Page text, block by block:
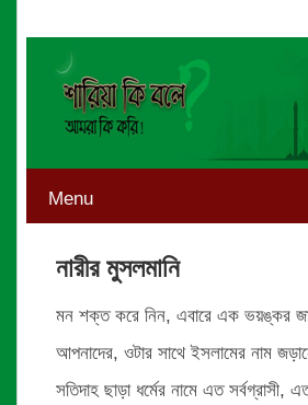
Menu
নারীর মুসলমানি
মন শক্ত করে নিন, এবারে এক ভয়ঙ্কর
আপনাদের, ওটার সাথে ইসলামের নাম
সতিদাহ ছাড়া ধর্মের নামে এত সর্বগ্রাসী,